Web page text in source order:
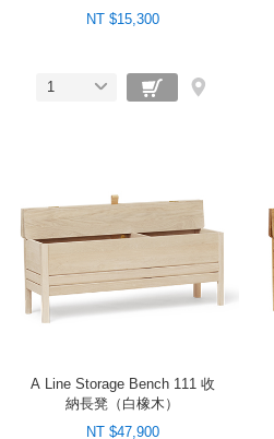
NT $15,300
1
A Line Storage Bench 111 收
納長凳（白橡木）
NT $47,900